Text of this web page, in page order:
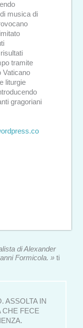
musica di
tramite
Vaticano
liturgie
gragoriani
di Alexander
Formicola. » ti
ASSOLTA IN
CHE FECE